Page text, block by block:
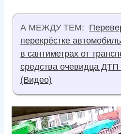
А МЕЖДУ ТЕМ:
перекрёстке
в сантиметрах от
средства очевидца
(Видео)